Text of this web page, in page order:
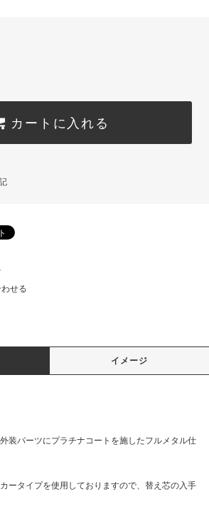
カートに入れる
せる
イメージ
装パーツにプラチナコートを施したフルメタル仕
ータイプを使用しておりますので、替え芯の入手